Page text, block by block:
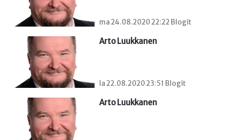
ma 24.08.2020 22:22 Blogit
Arto Luukkanen
la 22.08.2020 23:51 Blogit
Arto Luukkanen